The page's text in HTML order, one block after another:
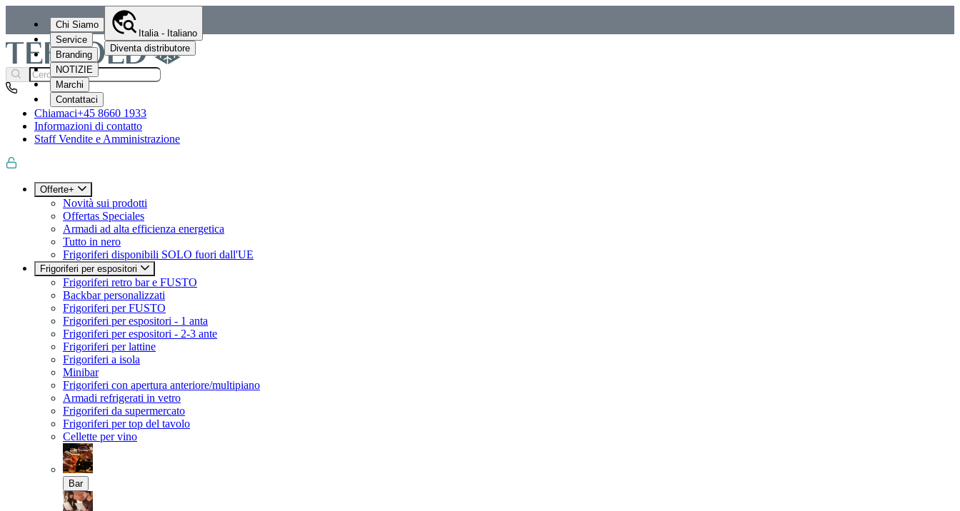
Chi Siamo
Service
Branding
NOTIZIE
Marchi
Contattaci
Italia - Italiano
Diventa distributore
Chiamaci+45 8660 1933
Informazioni di contatto
Staff Vendite e Amministrazione
Offerte+
Novità sui prodotti
Offertas Speciales
Armadi ad alta efficienza energetica
Tutto in nero
Frigoriferi disponibili SOLO fuori dall'UE
Frigoriferi per espositori
Frigoriferi retro bar e FUSTO
Backbar personalizzati
Frigoriferi per FUSTO
Frigoriferi per espositori - 1 anta
Frigoriferi per espositori - 2-3 ante
Frigoriferi per lattine
Frigoriferi a isola
Minibar
Frigoriferi con apertura anteriore/multipiano
Armadi refrigerati in vetro
Frigoriferi da supermercato
Frigoriferi per top del tavolo
Cellette per vino
Bar